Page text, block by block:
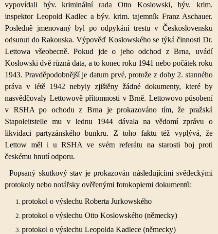
vypovídali býv. kriminální rada Otto Koslowski, býv. krim.
inspektor Leopold Kadlec a býv. krim. tajemník Franz Aschauer.
Posledně jmenovaný byl po odpykání trestu v Československu
odsunut do Rakouska. Výpověď Koslowského se týká činnosti Dr.
Lettowa všeobecně. Pokud jde o jeho odchod z Brna, uvádí
Koslowski dvě různá data, a to konec roku 1941 nebo počátek roku
1943. Pravděpodobnější je datum prvé, protože z doby 2. stanného
práva v létě 1942 nebyly zjištěny žádné dokumenty, které by
nasvědčovaly Lettowově přítomnosti v Brně. Lettowovo působení
v RSHA po ochodu z Brna je prokazováno tím, že pražská
Stapoleitstelle mu v lednu 1944 dávala na vědomí zprávu o
likvidaci partyzánského bunkru. Z toho faktu též vyplývá, že
Lettow měl i u RSHA ve svém referátu na starosti boj proti
českému hnutí odporu.
Popsaný skutkový stav je prokazován následujícími svědeckými
protokoly nebo notářsky ověřenými fotokopiemi dokumentů:
protokol o výslechu Roberta Jurkowského
protokol o výslechu Otto Koslowského (německy)
protokol o výslechu Leopolda Kadlece (německy)